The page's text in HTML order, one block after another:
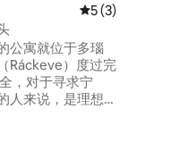
评价
平均评分 5 分（
5 (3)
公寓就位于多瑙
Ráckeve）度过完
人来说，是理想